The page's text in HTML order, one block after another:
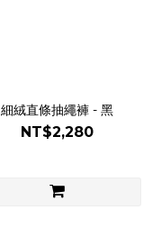
細絨直條抽繩褲 - 黑
NT$2,280